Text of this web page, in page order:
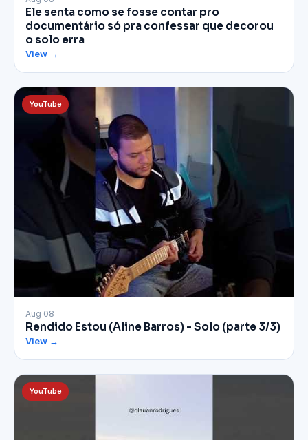
Ele senta como se fosse contar pro
documentário só pra confessar que decorou
o solo erra
View →
YouTube
▶
Aug 08
Rendido Estou (Aline Barros) - Solo (parte 3/3)
View →
YouTube